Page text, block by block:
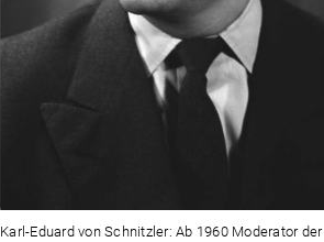
Karl-Eduard von Schnitzler: Ab 1960 Moderator der